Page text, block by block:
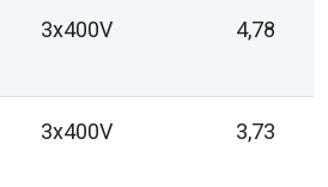
3x400V 4,78
3x400V 3,73